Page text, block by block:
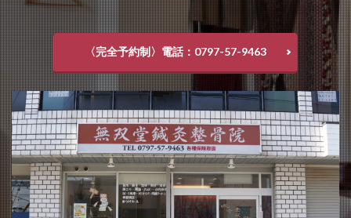
〈完全予約制〉電話：0797-57-9463